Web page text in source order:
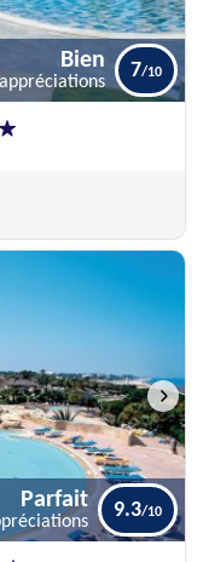
Bien 7
Parfait 9.3